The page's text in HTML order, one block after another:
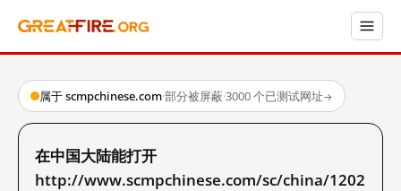
属于 scmpchinese.com·部分被屏蔽·3000 个已测试网址→
在中国大陆能打开
http://www.scmpchinese.com/sc/china/1202